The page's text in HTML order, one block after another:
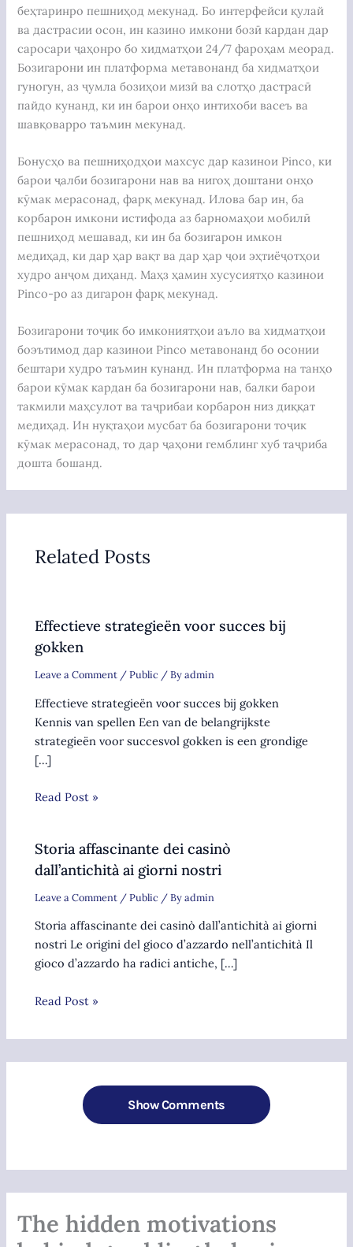
беҳтаринро пешниҳод мекунад. Бо интерфейси қулай
ва дастрасии осон, ин казино имкони бозӣ кардан дар
саросари ҷаҳонро бо хидматҳои 24/7 фароҳам меорад.
Бозигарони ин платформа метавонанд ба хидматҳои
гуногун, аз ҷумла бозиҳои мизӣ ва слотҳо дастрасӣ
пайдо кунанд, ки ин барои онҳо интихоби васеъ ва
шавқоварро таъмин мекунад.
Бонусҳо ва пешниҳодҳои махсус дар казинои Pinco, ки
барои ҷалби бозигарони нав ва нигоҳ доштани онҳо
кӯмак мерасонад, фарқ мекунад. Илова бар ин, ба
корбарон имкони истифода аз барномаҳои мобилӣ
пешниҳод мешавад, ки ин ба бозигарон имкон
медиҳад, ки дар ҳар вақт ва дар ҳар ҷои эҳтиёҷотҳои
худро анҷом диҳанд. Маҳз ҳамин хусусиятҳо казинои
Pinco-ро аз дигарон фарқ мекунад.
Бозигарони тоҷик бо имкониятҳои аъло ва хидматҳои
боэътимод дар казинои Pinco метавонанд бо осонии
бештари худро таъмин кунанд. Ин платформа на танҳо
барои кӯмак кардан ба бозигарони нав, балки барои
такмили маҳсулот ва таҷрибаи корбарон низ диққат
медиҳад. Ин нуқтаҳои мусбат ба бозигарони тоҷик
кӯмак мерасонад, то дар ҷаҳони гемблинг хуб таҷриба
дошта бошанд.
Related Posts
Effectieve strategieën voor succes bij
gokken
Leave a Comment /Public / Byadmin
Effectieve strategieën voor succes bij gokken
Kennis van spellen Een van de belangrijkste
strategieën voor succesvol gokken is een grondige
[…]
Read Post »
Storia affascinante dei casinò
dall’antichità ai giorni nostri
Leave a Comment /Public / Byadmin
Storia affascinante dei casinò dall’antichità ai giorni
nostri Le origini del gioco d’azzardo nell’antichità Il
gioco d’azzardo ha radici antiche, […]
Read Post »
Show Comments
The hidden motivations